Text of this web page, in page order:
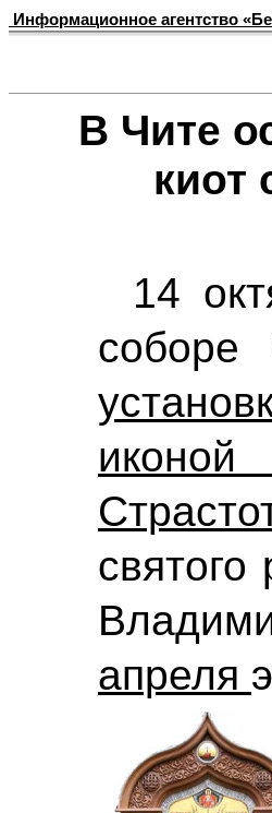
Информационное агентство
В Чите
киот
14
соборе
святого
апреля